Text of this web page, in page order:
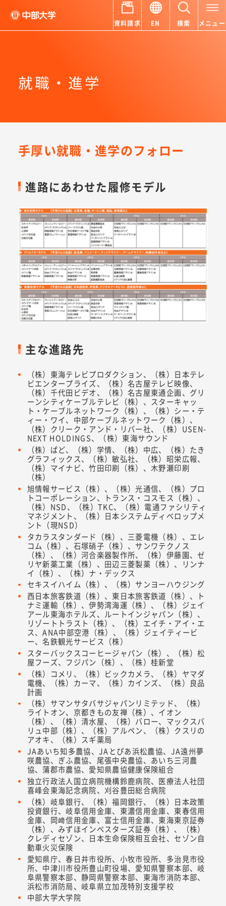
資料請求 EN 検索 メニュー
就職・進学
手厚い就職・進学のフォロー
進路にあわせた履修モデル
主な進路先
（株）東海テレビプロダクション、（株）日本テレ
ビエンタープライズ、（株）名古屋テレビ映像、
（株）千代田ビデオ、（株）名古屋東通企画、グリ
ーンシティケーブルテレビ（株）、スターキャッ
ト・ケーブルネットワーク（株）、（株）シー・テ
ィー・ワイ、中部ケーブルネットワーク（株）、
（株）クリーク・アンド・リバー社、（株）USEN-
NEXT HOLDINGS、（株）東海サウンド
（株）ぱど、（株）学情、（株）中広、（株）たき
グラフィックス、（株）敏弘社、（株）昭栄広報、
（株）マイナビ、竹田印刷（株）、木野瀬印刷
（株）
旭情報サービス（株）、（株）光通信、（株）プロ
トコーポレーション、トランス・コスモス（株）、
（株）NSD、（株）TKC、（株）電通ファシリティ
マネジメント、（株）日本システムディベロップメ
ント（現NSD）
タカラスタンダード（株）、三菱電機（株）、エレ
コム（株）、石塚硝子（株）、サンワテクノス
（株）、（株）河合楽器製作所、（株）伊藤園、ゼ
リヤ新薬工業（株）、田辺三菱製薬（株）、リンナ
イ（株）、（株）ナ・デックス
セキスイハイム（株）、（株）サンヨーハウジング
西日本旅客鉄道（株）、東日本旅客鉄道（株）、ト
ナミ運輸（株）、伊勢湾海運（株）、（株）ジェイ
アール東海ホテルズ、ルートインジャパン（株）、
リゾートトラスト（株）、（株）エイチ・アイ・エ
ス、ANA中部空港（株）、（株）ジェイティービ
ー、名鉄観光サービス（株）
スターバックスコーヒージャパン（株）、（株）松
屋フーズ、フジパン（株）、（株）桂新堂
（株）コメリ、（株）ビックカメラ、（株）ヤマダ
電機、（株）カーマ、（株）カインズ、（株）良品
計画
（株）サマンサタバサジャパンリミテッド、（株）
ライトオン、京都きもの友禅（株）、イオン
（株）、（株）清水屋、（株）バロー、マックスバ
リュ中部（株）、（株）アルペン、（株）クスリの
アオキ、（株）スギ薬局
JAあいち知多農協、JAとぴあ浜松農協、JA遠州夢
咲農協、ぎふ農協、尾張中央農協、あいち三河農
協、蒲郡市農協、愛知県農協健康保険組合
独立行政法人国立病院機構鈴鹿病院、医療法人社団
喜峰会東海記念病院、刈谷豊田総合病院
（株）岐阜銀行、（株）福岡銀行、（株）日本政策
投資銀行、岐阜信用金庫、東濃信用金庫、東春信用
金庫、岡﨑信用金庫、富士信用金庫、東海東京証券
（株）、みずほインベスターズ証券（株）、（株）
クレディセゾン、日本生命保険相互会社、セゾン自
動車火災保険
愛知県庁、春日井市役所、小牧市役所、多治見市役
所、中津川市役所豊山町役場、愛知県警察本部、岐
阜県警察本部、静岡県警察本部、東海市消防本部、
浜松市消防局、岐阜県立加茂特別支援学校
中部大学大学院